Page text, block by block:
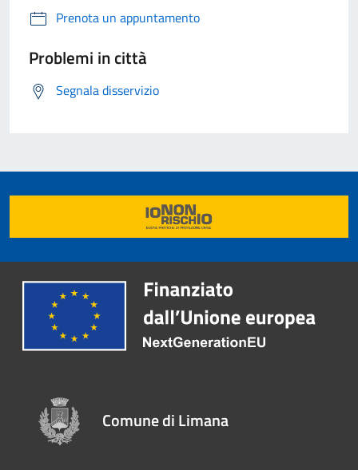
Prenota un appuntamento
Problemi in città
Segnala disservizio
Comune di Limana